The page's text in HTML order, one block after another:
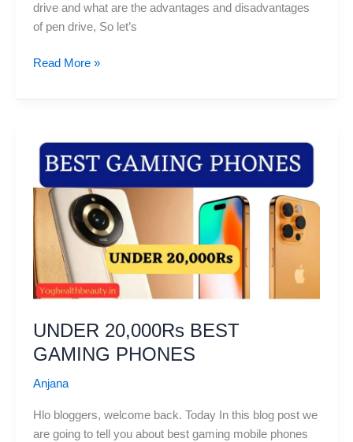
drive and what are the advantages and disadvantages
of pen drive, So let’s
What
Pen
Read More »
UNDER 20,000Rs BEST
GAMING PHONES
Anjana
Hlo bloggers, welcome back. Today In this blog post we
are going to tell you about best gaming mobile phones